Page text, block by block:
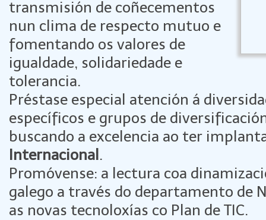
transmisión de coñecementos
nun clima de respecto mutuo e
fomentando os valores de
igualdade, solidariedade e
tolerancia.
Préstase especial atención á
específicos e grupos de
buscando a excelencia ao ter
Internacional .
Promóvense: a lectura coa
galego a través do departamento de
as novas tecnoloxías co Plan de TIC.